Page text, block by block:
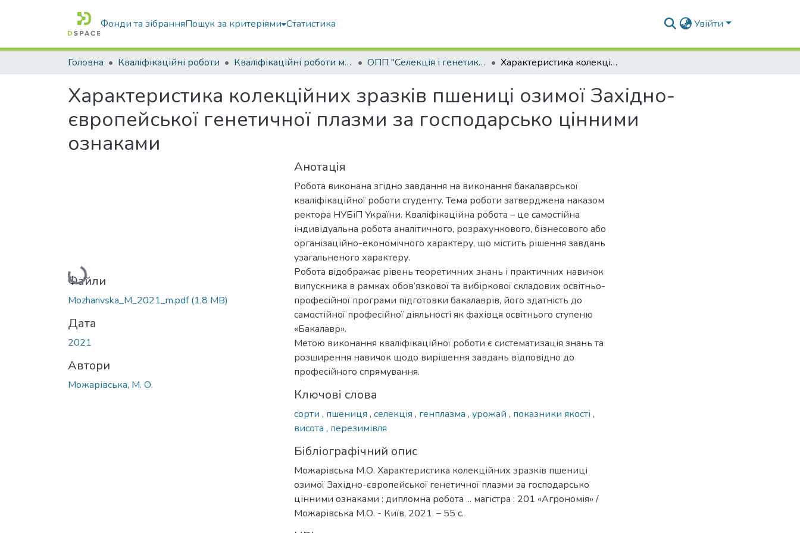
Фонди та зібранняПошук за критеріями Статистика Увійти
Головна Кваліфікаційні роботи Кваліфікаційні роботи магістрів ОПП "Селекція і генетика сільськогосподарських культур" Характеристика колекційних зразків пшениці озимої Західно-європейської генетичної плазми за господарсько цінними ознаками
Характеристика колекційних зразків пшениці озимої Західно-
європейської генетичної плазми за господарсько цінними
ознаками
Вантажиться...
Файли
Mozharivska_M_2021_m.pdf(1,8 MB)
Дата
2021
Автори
Можарівська, М. О.
Анотація
Робота виконана згідно завдання на виконання бакалаврської
кваліфікаційної роботи студенту. Тема роботи затверджена наказом
ректора НУБіП України. Кваліфікаційна робота – це самостійна
індивідуальна робота аналітичного, розрахункового, бізнесового або
організаційно-економічного характеру, що містить рішення завдань
узагальненого характеру.
Робота відображає рівень теоретичних знань і практичних навичок
випускника в рамках обов’язкової та вибіркової складових освітньо-
професійної програми підготовки бакалаврів, його здатність до
самостійної професійної діяльності як фахівця освітнього ступеню
«Бакалавр».
Метою виконання кваліфікаційної роботи є систематизація знань та
розширення навичок щодо вирішення завдань відповідно до
професійного спрямування.
Ключові слова
сорти , пшениця , селекція , генплазма , урожай , показники якості ,
висота , перезимівля
Бібліографічний опис
Можарівська М.О. Характеристика колекційних зразків пшениці
озимої Західно-європейської генетичної плазми за господарсько
цінними ознаками : дипломна робота ... магістра : 201 «Агрономія» /
Можарівська М.О. - Київ, 2021. – 55 с.